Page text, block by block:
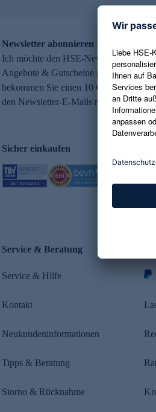
Newsletter abonnieren – 10 €
Ich möchte den HSE-Newsletter
Angebote & Gutscheine per E-Mail
bekommen Sie einen 10 € Gutschein.
den Newsletter-E-Mails möglich.
Sicher einkaufen
Service & Beratung
Service & Hilfe
Kontakt
Neukundeninformationen
Tipps & Beratung
Storno & Rücknahme